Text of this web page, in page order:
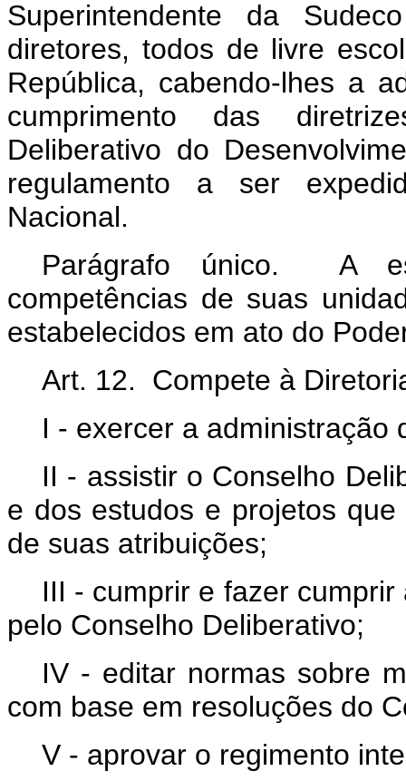
Superintendente da
diretores, todos de livre
República, cabendo-lhes a
cumprimento das
Deliberativo do
regulamento a ser
Nacional.
Parágrafo único. A
competências de suas
estabelecidos em ato do
Art. 12. Compete à
I - exercer a administração
II - assistir o Conselho
e dos estudos e projetos
de suas atribuições;
III - cumprir e fazer
pelo Conselho Deliberativo;
IV - editar normas sobre
com base em resoluções do
V - aprovar o regimento